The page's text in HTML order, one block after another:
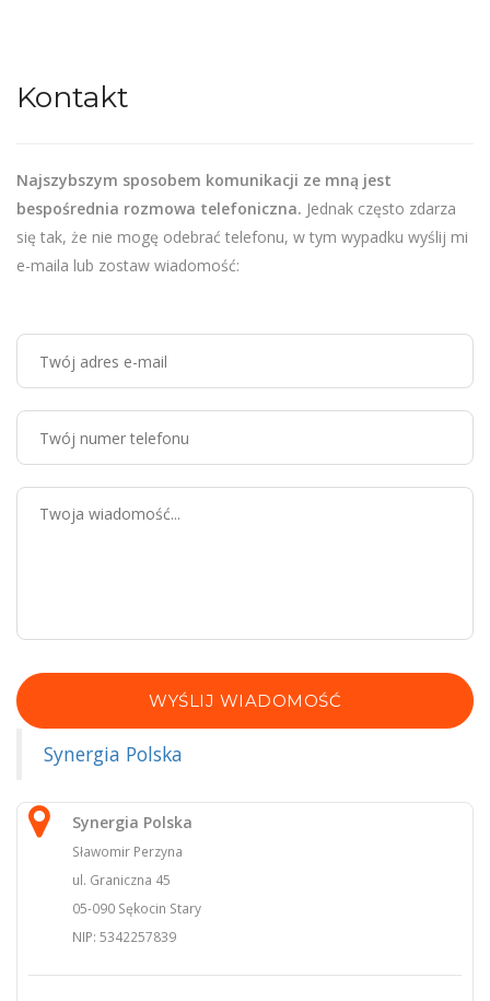
Kontakt
Najszybszym sposobem komunikacji ze mną jest
bespośrednia rozmowa telefoniczna. Jednak często zdarza
się tak, że nie mogę odebrać telefonu, w tym wypadku wyślij mi
e-maila lub zostaw wiadomość:
WYŚLIJ WIADOMOŚĆ
Synergia Polska
Synergia Polska
Sławomir Perzyna
ul. Graniczna 45
05-090 Sękocin Stary
NIP: 5342257839